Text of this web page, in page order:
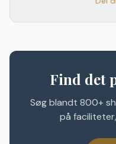
Find det
Søg blandt 800+
på